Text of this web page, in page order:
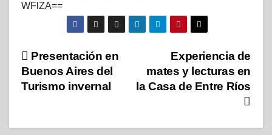
WFlZA==
Experiencia de
mates y lecturas en
la Casa de Entre Ríos
Presentación en
Buenos Aires del
Turismo invernal